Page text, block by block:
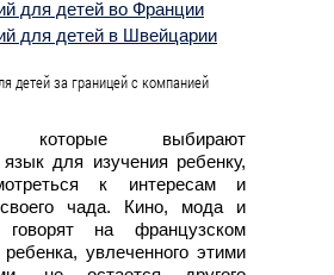
для детей во Франции
для детей в Швейцарии
которые выбирают
для изучения ребенку,
к интересам и
чада. Кино, мода и
говорят на французском
увлеченного этими